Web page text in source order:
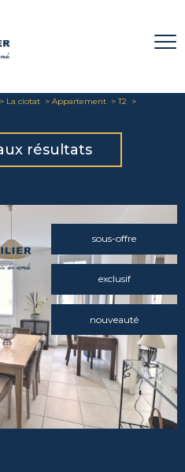
La ciotat Appartement
T2
résultats
sous-offre
exclusif
nouveauté